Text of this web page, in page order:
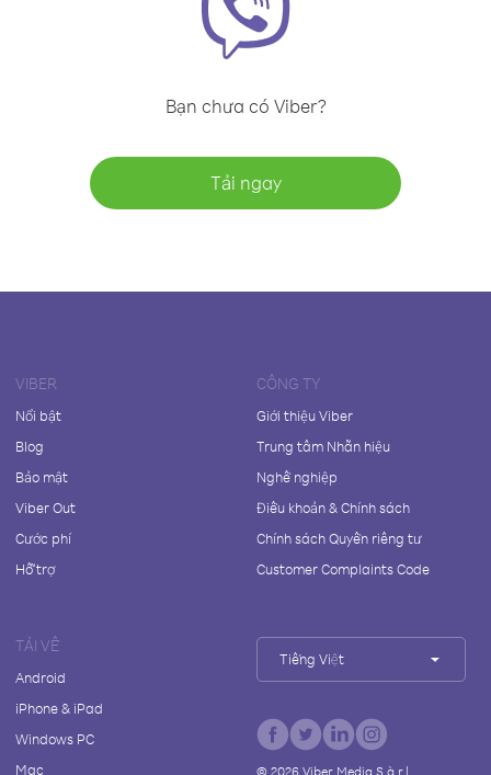
Bạn chưa có Viber?
Tải ngay
VIBER
Nổi bật
Blog
Bảo mật
Viber Out
Cước phí
Hỗ trợ
CÔNG TY
Giới thiệu Viber
Trung tâm Nhãn hiệu
Nghề nghiệp
Điều khoản & Chính sách
Chính sách Quyền riêng tư
Customer Complaints Code
TẢI VỀ
Android
iPhone & iPad
Windows PC
Mac
Tiếng Việt
© 2026Viber Media S.à r.l.